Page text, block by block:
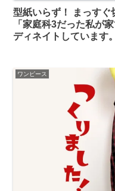
型紙いらず！ まっすぐ
「家庭科3だった私が
ディネイトしています
ワンピース